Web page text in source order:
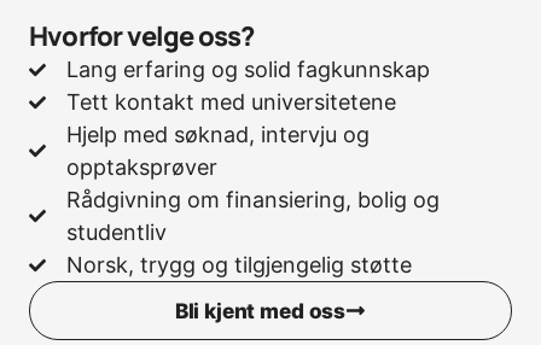
Hvorfor velge oss?
Lang erfaring og solid fagkunnskap
Tett kontakt med universitetene
Hjelp med søknad, intervju og
opptaksprøver
Rådgivning om finansiering, bolig og
studentliv
Norsk, trygg og tilgjengelig støtte
Bli kjent med oss